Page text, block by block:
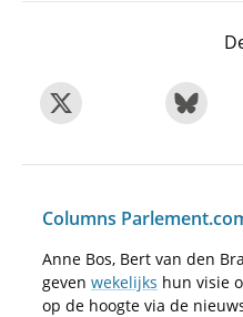
Columns
Anne Bos, Bert van den
geven wekelijks hun visie
op de hoogte via de